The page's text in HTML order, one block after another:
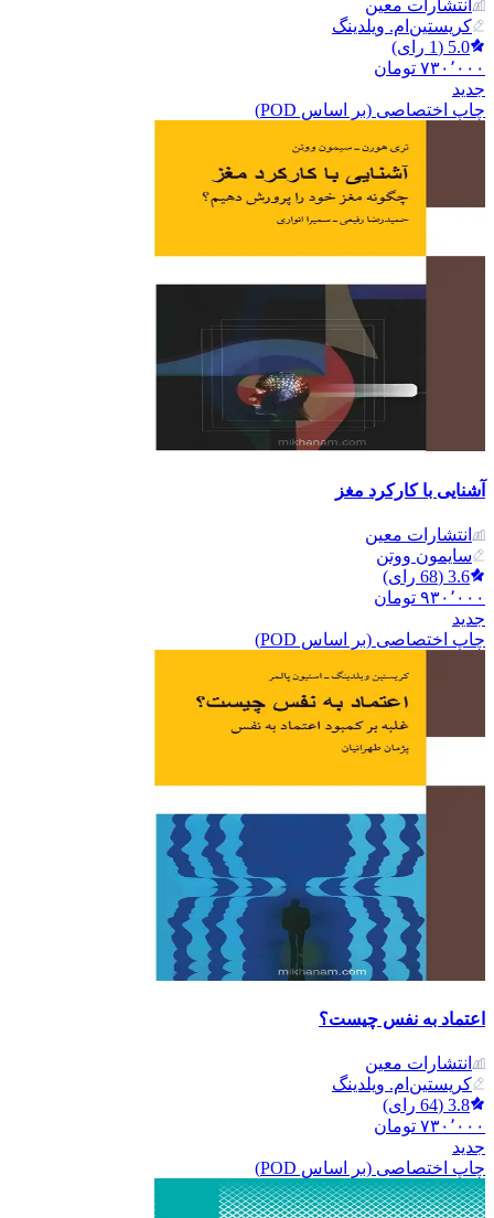
انتشارات معین
کریستین‌ام. ویلدینگ
5.0
(
1 رای)
۷۳۰٬۰۰۰ تومان
جدید
چاپ اختصاصی (بر اساس POD)
آشنایی با کارکرد مغز
انتشارات معین
سایمون ووتن
3.6
(
68 رای)
۹۳۰٬۰۰۰ تومان
جدید
چاپ اختصاصی (بر اساس POD)
اعتماد به نفس چیست؟
انتشارات معین
کریستین‌ام. ویلدینگ
3.8
(
64 رای)
۷۳۰٬۰۰۰ تومان
جدید
چاپ اختصاصی (بر اساس POD)